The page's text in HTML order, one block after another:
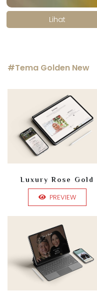
.
Lihat
#Tema Golden New
Luxury Rose Gold
PREVIEW